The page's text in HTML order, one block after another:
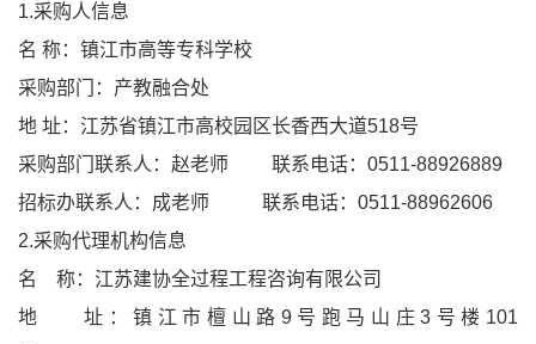
1.采购人信息
名 称：镇江市高等专科学校
采购部门：产教融合处
地 址：江苏省镇江市高校园区长香西大道518号
采购部门联系人：赵老师 联系电话：0511-88926889
招标办联系人：成老师 联系电话：0511-88962606
2.采购代理机构信息
名 称：江苏建协全过程工程咨询有限公司
地 址：镇江市檀山路9号跑马山庄3号楼101